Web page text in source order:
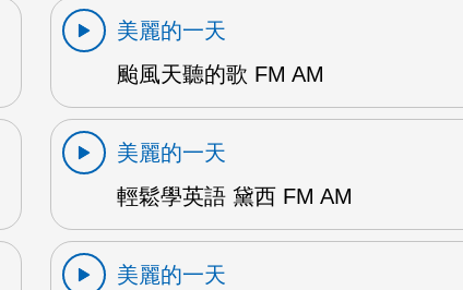
美麗的一天
颱風天聽的歌 FM AM
美麗的一天
輕鬆學英語 黛西 FM AM
美麗的一天